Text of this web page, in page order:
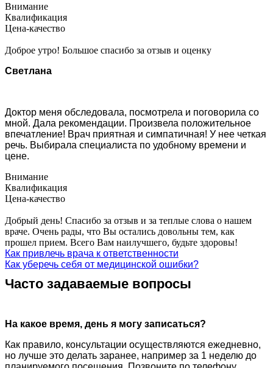
Внимание
Квалификация
Цена-качество
Доброе утро! Большое спасибо за отзыв и оценку
Светлана
Доктор меня обследовала, посмотрела и поговорила со
мной. Дала рекомендации. Произвела положительное
впечатление! Врач приятная и симпатичная! У нее четкая
речь. Выбирала специалиста по удобному времени и
цене.
Внимание
Квалификация
Цена-качество
Добрый день! Спасибо за отзыв и за теплые слова о нашем
враче. Очень рады, что Вы остались довольны тем, как
прошел прием. Всего Вам наилучшего, будьте здоровы!
Как привлечь врача к ответственности
Как уберечь себя от медицинской ошибки?
Часто задаваемые вопросы
На какое время, день я могу записаться?
Как правило, консультации осуществляются ежедневно,
но лучше это делать заранее, например за 1 неделю до